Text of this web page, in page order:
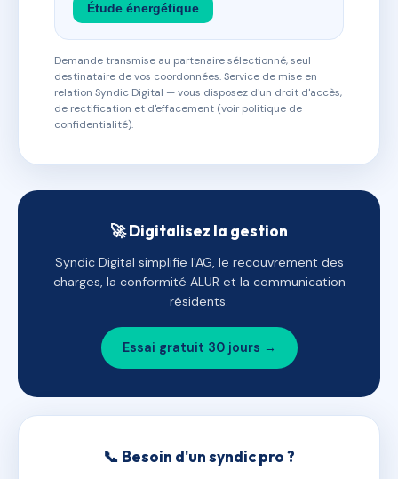
Étude énergétique
Demande transmise au partenaire sélectionné, seul
destinataire de vos coordonnées. Service de mise en
relation Syndic Digital — vous disposez d'un droit d'accès,
de rectification et d'effacement (voir politique de
confidentialité).
🚀 Digitalisez la gestion
Syndic Digital simplifie l'AG, le recouvrement des
charges, la conformité ALUR et la communication
résidents.
Essai gratuit 30 jours →
📞 Besoin d'un syndic pro ?